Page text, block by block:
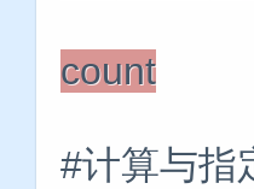
count
#计算与指